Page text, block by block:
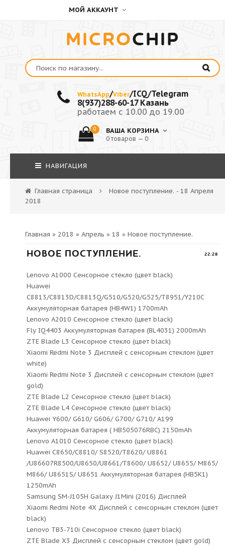
МОЙ АККАУНТ
MICROCHIP
WhatsApp/Viber/ICQ/Telegram
8(937)288-60-17 Казань
работаем с 10.00 до 19.00
0 ВАША КОРЗИНА
0 товаров — 0
НАВИГАЦИЯ
Главная страница
Новое поступление. - 18 Апреля
2018
Главная » 2018 » Апрель » 18 » Новое поступление.
22:28
НОВОЕ ПОСТУПЛЕНИЕ.
Lenovo A1000 Сенсорное стекло (цвет black)
Huawei
C8813/C8813D/C8813Q/G510/G520/G525/T8951/Y210C
Аккумуляторная батарея (HB4W1) 1700mAh
Lenovo A2010 Сенсорное стекло (цвет black)
Fly IQ4403 Аккумуляторная батарея (BL4031) 2000mAh
ZTE Blade L3 Сенсорное стекло (цвет black)
Xiaomi Redmi Note 3 Дисплей с сенсорным стеклом (цвет
white)
Xiaomi Redmi Note 3 Дисплей с сенсорным стеклом (цвет
gold)
ZTE Blade L2 Сенсорное стекло (цвет black)
ZTE Blade L4 Сенсорное стекло (цвет black)
Huawei Y600/ G610/ G606/ G700/ G710/ A199
Аккумуляторная батарея ( HB505076RBC) 2150mAh
Lenovo A1010 Сенсорное стекло (цвет black)
Huawei C8650/C8810/ S8520/T8620/ U8861
/U86607R8500/U8650/U8661/T8600/ U8652/ U8655/ M865/
M866/ U8651S/ U8651 Аккумуляторная батарея (HB5K1)
1250mAh
Samsung SM-J105H Galaxy J1Mini (2016) Дисплей
Xiaomi Redmi Note 4X Дисплей с сенсорным стеклом (цвет
black)
Lenovo TB3-710i Сенсорное стекло (цвет black)
ZTE Blade X3 Дисплей с сенсорным стеклом (цвет gold)